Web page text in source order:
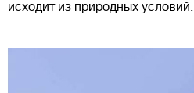
исходит из природных условий.